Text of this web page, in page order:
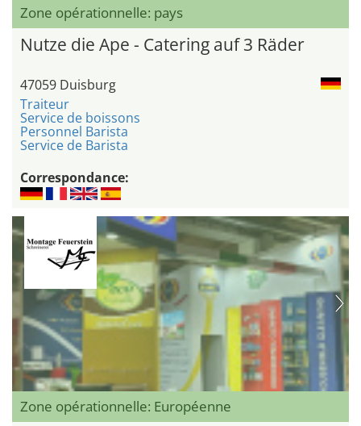
Zone opérationnelle: pays
Nutze die Ape - Catering auf 3 Räder
47059 Duisburg
Traiteur
Service de boissons
Personnel Barista
Service de Barista
Correspondance:
Zone opérationnelle: Européenne